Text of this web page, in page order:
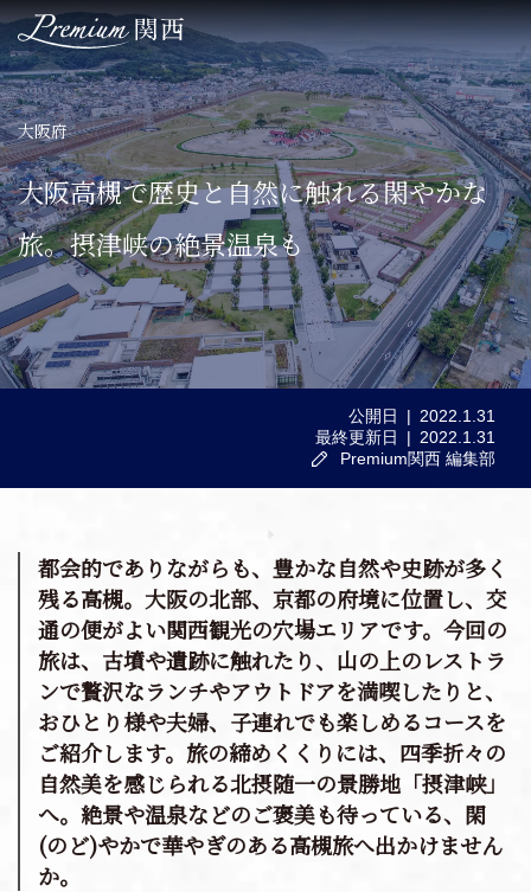
TOP
関西のこだわりステイ
関西ならではの美食体験
ここでしか出会えない絶景
おすすめの周遊ルート
移動体験
大阪府
大阪高槻で歴史と自然に触れる閑やかな
旅。摂津峡の絶景温泉も
公開日
2022.1.31
最終更新日
2022.1.31
Premium関西 編集部
都会的でありながらも、豊かな自然や史跡が多く
残る高槻。大阪の北部、京都の府境に位置し、交
通の便がよい関西観光の穴場エリアです。今回の
旅は、古墳や遺跡に触れたり、山の上のレストラ
ンで贅沢なランチやアウトドアを満喫したりと、
おひとり様や夫婦、子連れでも楽しめるコースを
ご紹介します。旅の締めくくりには、四季折々の
自然美を感じられる北摂随一の景勝地「摂津峡」
へ。絶景や温泉などのご褒美も待っている、閑
(のど)やかで華やぎのある高槻旅へ出かけません
か。